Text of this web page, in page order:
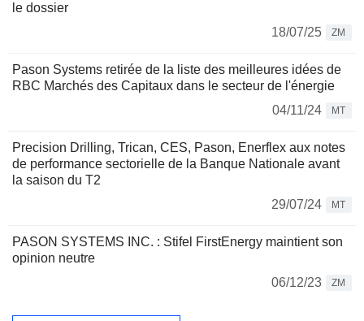
le dossier
18/07/25
ZM
Pason Systems retirée de la liste des meilleures idées de
RBC Marchés des Capitaux dans le secteur de l'énergie
04/11/24
MT
Precision Drilling, Trican, CES, Pason, Enerflex aux notes
de performance sectorielle de la Banque Nationale avant
la saison du T2
29/07/24
MT
PASON SYSTEMS INC. : Stifel FirstEnergy maintient son
opinion neutre
06/12/23
ZM